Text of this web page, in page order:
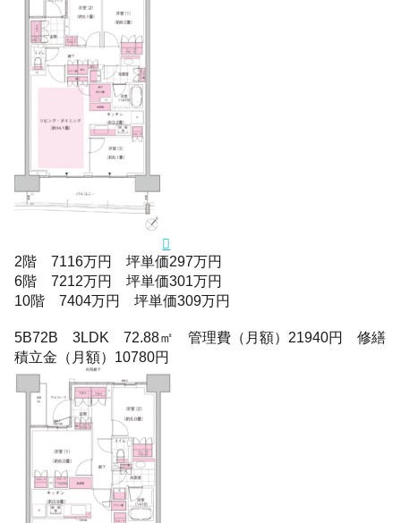
2階 7116万円 坪単価297万円
6階 7212万円 坪単価301万円
10階 7404万円 坪単価309万円
5B72B 3LDK 72.88㎡ 管理費（月額）21940円 修繕
積立金（月額）10780円